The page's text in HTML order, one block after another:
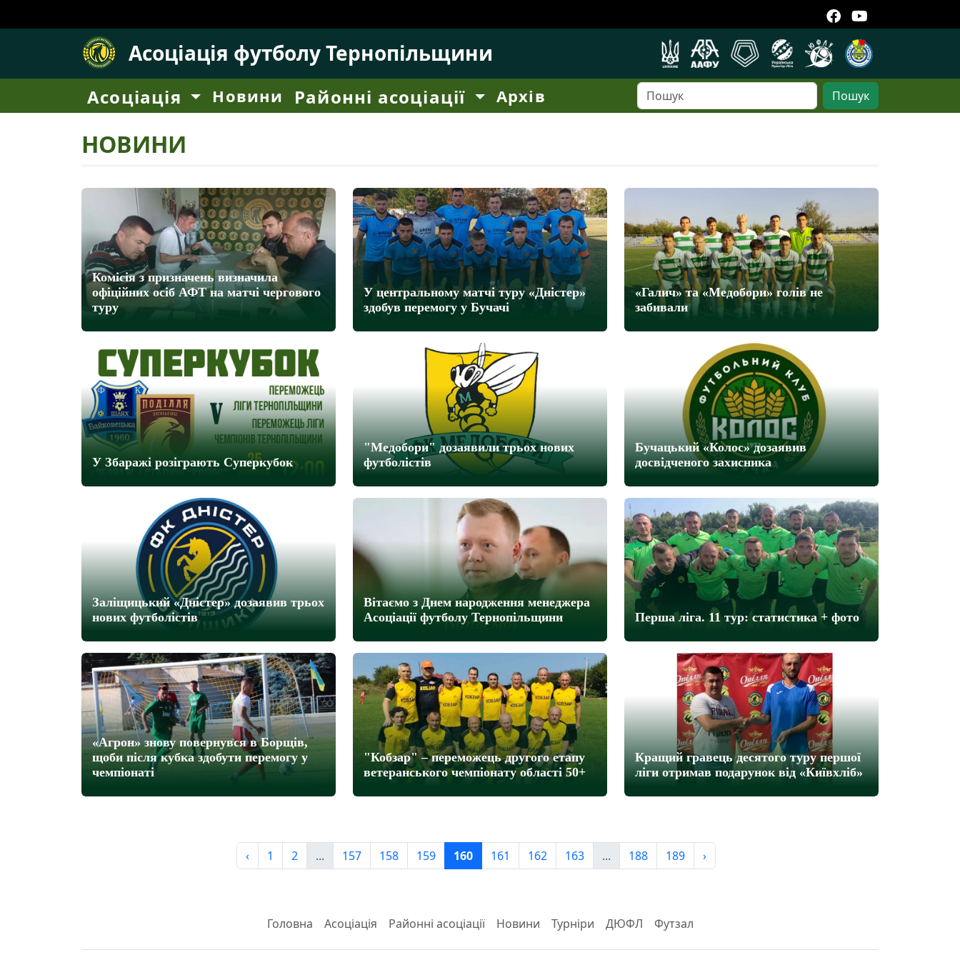
Асоціація футболу Тернопільщини
Асоціація Новини Районні асоціації Архів Пошук
НОВИНИ
Комісія з призначень визначила
офіційних осіб АФТ на матчі чергового
туру
У центральному матчі туру «Дністер»
здобув перемогу у Бучачі
«Галич» та «Медобори» голів не
забивали
У Збаражі розіграють Суперкубок
"Медобори" дозаявили трьох нових
футболістів
Бучацький «Колос» дозаявив
досвідченого захисника
Заліщицький «Дністер» дозаявив трьох
нових футболістів
Вітаємо з Днем народження менеджера
Асоціації футболу Тернопільщини
Перша ліга. 11 тур: статистика + фото
«Агрон» знову повернувся в Борщів,
щоби після кубка здобути перемогу у
чемпіонаті
"Кобзар" – переможець другого етапу
ветеранського чемпіонату області 50+
Кращий гравець десятого туру першої
ліги отримав подарунок від «Київхліб»
‹ 1 2 ... 157 158 159 160 161 162 163 ... 188 189 ›
Головна Асоціація Районні асоціації Новини Турніри ДЮФЛ Футзал